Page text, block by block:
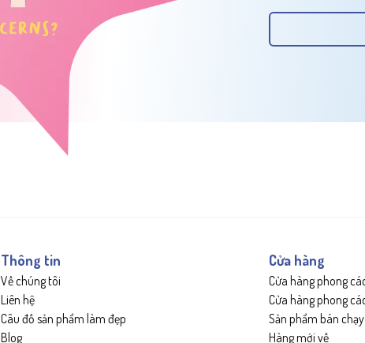
Thông tin
Về chúng tôi
Liên hệ
Câu đố sản phẩm làm đẹp
Blog
Cửa hàng
Cửa hàng phong
Cửa hàng phong
Sản phẩm bán chạy
Hàng mới về